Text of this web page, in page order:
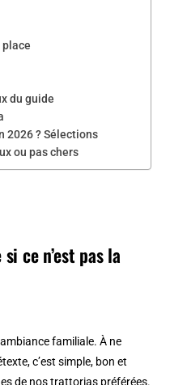
place
du guide
2026 ? Sélections
ou pas chers
ce n’est pas la
familiale. À ne
c’est simple, bon et
de nos trattorias préférées.